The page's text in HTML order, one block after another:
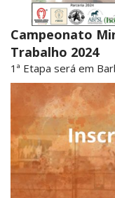
Campeonato
Trabalho 2024
1ª Etapa será em